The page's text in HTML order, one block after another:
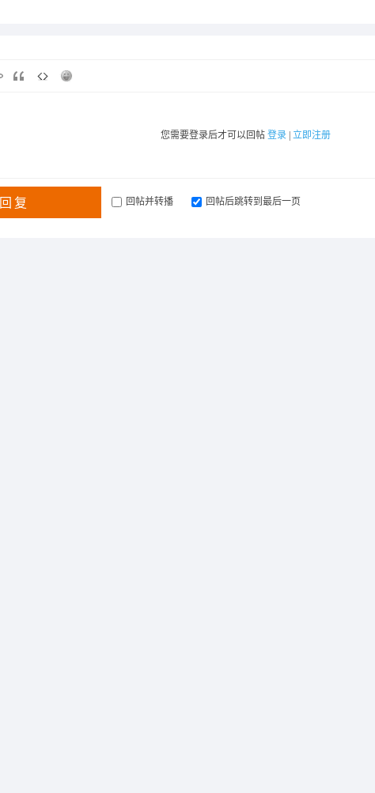
您需要登录后才可以回帖 登录 立即注册
回复 回帖并转播 回帖后跳转到最后一页